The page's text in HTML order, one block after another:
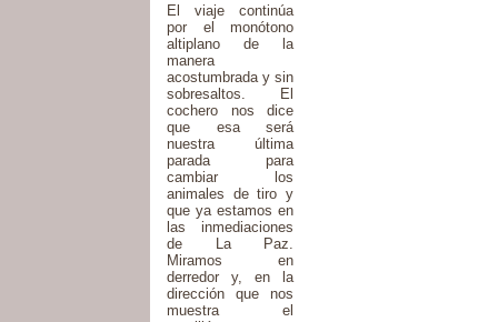
El viaje continúa
por el monótono
altiplano de la
manera
acostumbrada y sin
sobresaltos. El
cochero nos dice
que esa será
nuestra última
parada para
cambiar los
animales de tiro y
que ya estamos en
las inmediaciones
de La Paz.
Miramos en
derredor y, en la
dirección que nos
muestra el